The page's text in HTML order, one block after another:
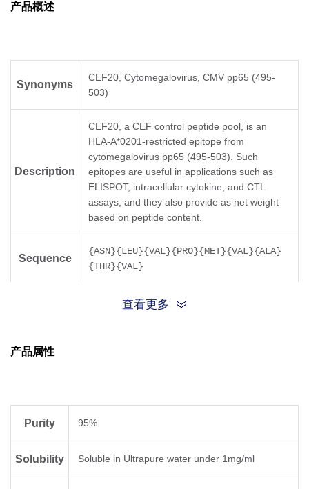
产品概述
Synonyms
CEF20, Cytomegalovirus, CMV pp65 (495-
503)
Description
CEF20, a CEF control peptide pool, is an
HLA-A*0201-restricted epitope from
cytomegalovirus pp65 (495-503). Such
epitopes are useful in applications such as
ELISPOT, intracellular cytokine, and CTL
assays, and they also provide as net weight
based on peptide content.
Sequence
{ASN}{LEU}{VAL}{PRO}{MET}{VAL}{ALA}
{THR}{VAL}
NLVPMVATV
Molecular
Molecular
Weight
查看更多
产品属性
Purity 95%
Solubility Soluble in Ultrapure water under 1mg/ml